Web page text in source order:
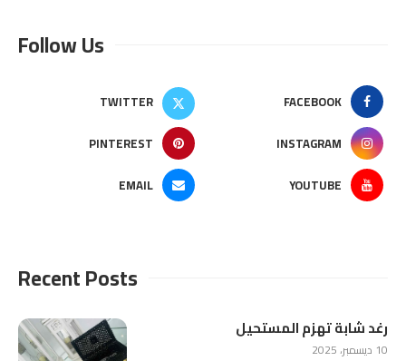
Follow Us
FACEBOOK
TWITTER
INSTAGRAM
PINTEREST
YOUTUBE
EMAIL
Recent Posts
رغد شابة تهزم المستحيل
10 ديسمبر، 2025